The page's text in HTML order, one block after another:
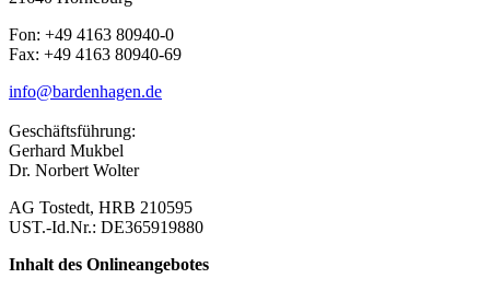
Fon: +49 4163 80940-0
Fax: +49 4163 80940-69
info@bardenhagen.de
Geschäftsführung:
Gerhard Mukbel
Dr. Norbert Wolter
AG Tostedt, HRB 210595
UST.-Id.Nr.: DE365919880
Inhalt des Onlineangebotes